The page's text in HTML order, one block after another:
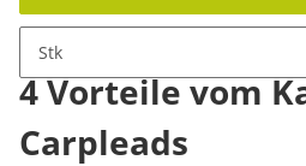
Stk
4 Vorteile vom
Carpleads